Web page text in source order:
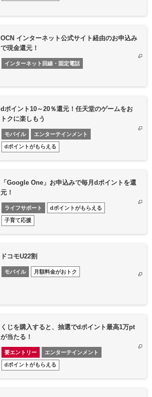
OCN インターネット公式サイト経由のお申込み
で現金還元！
インターネット回線・固定電話
dポイント10～20％還元！任天堂のゲームをお
トクに楽しもう
モバイル エンターテインメント
dポイントがもらえる
「Google One」お申込みで毎月dポイントを還
元！
ライフサポート dポイントがもらえる
子育て応援
ドコモU22割
モバイル 月額料金がおトク
くじを購入すると、抽選でdポイント最高1万pt
が当たる！
要エントリー エンターテインメント
dポイントがもらえる